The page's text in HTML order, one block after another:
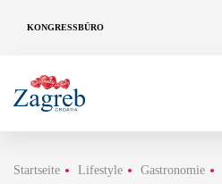
KONGRESSBÜRO
Startseite Lifestyle Gastronomie